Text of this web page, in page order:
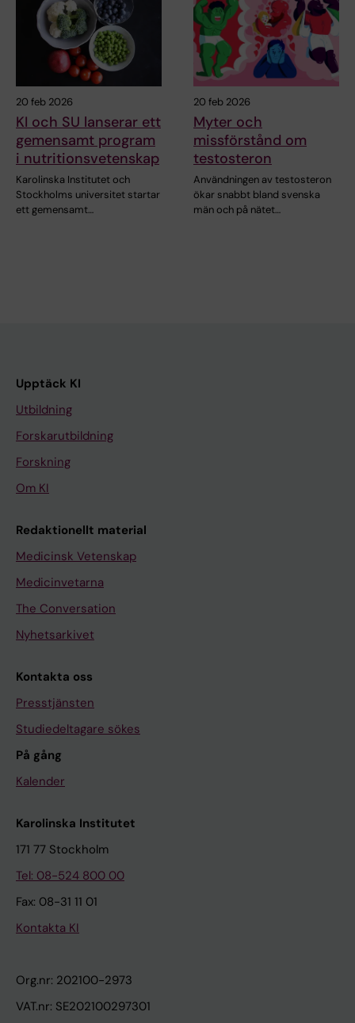
20 feb 2026
KI och SU lanserar ett
gemensamt program
i nutritionsvetenskap
Karolinska Institutet och
Stockholms universitet startar
ett gemensamt…
20 feb 2026
Myter och
missförstånd om
testosteron
Användningen av testosteron
ökar snabbt bland svenska
män och på nätet…
Upptäck KI
Utbildning
Forskarutbildning
Forskning
Om KI
Redaktionellt material
Medicinsk Vetenskap
Medicinvetarna
The Conversation
Nyhetsarkivet
Kontakta oss
Presstjänsten
Studiedeltagare sökes
På gång
Kalender
Karolinska Institutet
171 77 Stockholm
Tel: 08-524 800 00
Fax: 08-31 11 01
Kontakta KI
Org.nr: 202100-2973
VAT.nr: SE202100297301